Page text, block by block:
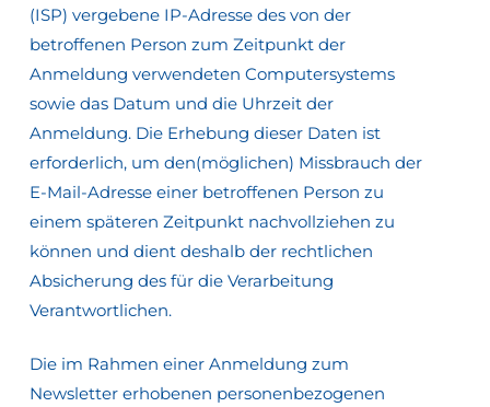
(ISP) vergebene IP-Adresse des von der
betroffenen Person zum Zeitpunkt der
Anmeldung verwendeten Computersystems
sowie das Datum und die Uhrzeit der
Anmeldung. Die Erhebung dieser Daten ist
erforderlich, um den(möglichen) Missbrauch der
E-Mail-Adresse einer betroffenen Person zu
einem späteren Zeitpunkt nachvollziehen zu
können und dient deshalb der rechtlichen
Absicherung des für die Verarbeitung
Verantwortlichen.
Die im Rahmen einer Anmeldung zum
Newsletter erhobenen personenbezogenen